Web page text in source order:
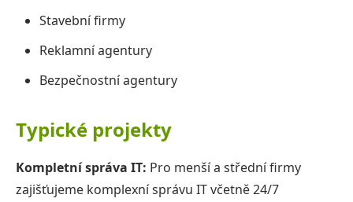
Stavební firmy
Reklamní agentury
Bezpečnostní agentury
Typické projekty
Kompletní správa IT: Pro menší a střední firmy
zajišťujeme komplexní správu IT včetně 24/7